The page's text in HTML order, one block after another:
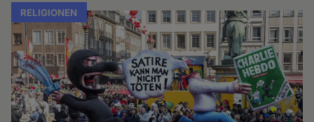
RELIGIONEN